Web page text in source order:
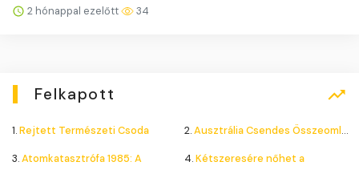
2 hónappal ezelőtt 34
Felkapott
1.Rejtett Természeti Csoda 2.Ausztrália Csendes Összeomlása
3.Atomkatasztrófa 1985: A 4.Kétszeresére nőhet a